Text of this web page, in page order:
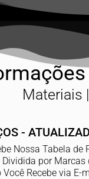
Materiais
-
Nossa Tabela
por Marcas
Recebe via E-